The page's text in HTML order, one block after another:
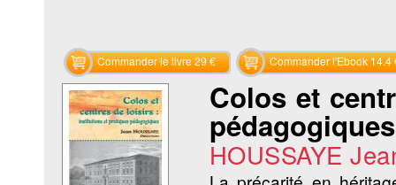
Commander le livre 29 € Commander l'Ebook 14.4
Colos et
pédagogiques
HOUSSAYE